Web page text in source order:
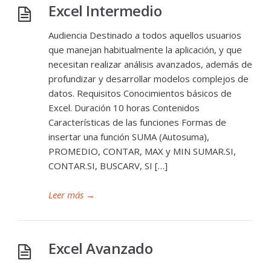
Excel Intermedio
Audiencia Destinado a todos aquellos usuarios
que manejan habitualmente la aplicación, y que
necesitan realizar análisis avanzados, además de
profundizar y desarrollar modelos complejos de
datos. Requisitos Conocimientos básicos de
Excel. Duración 10 horas Contenidos
Características de las funciones Formas de
insertar una función SUMA (Autosuma),
PROMEDIO, CONTAR, MAX y MIN SUMAR.SI,
CONTAR.SI, BUSCARV, SI […]
Leer más →
Excel Avanzado